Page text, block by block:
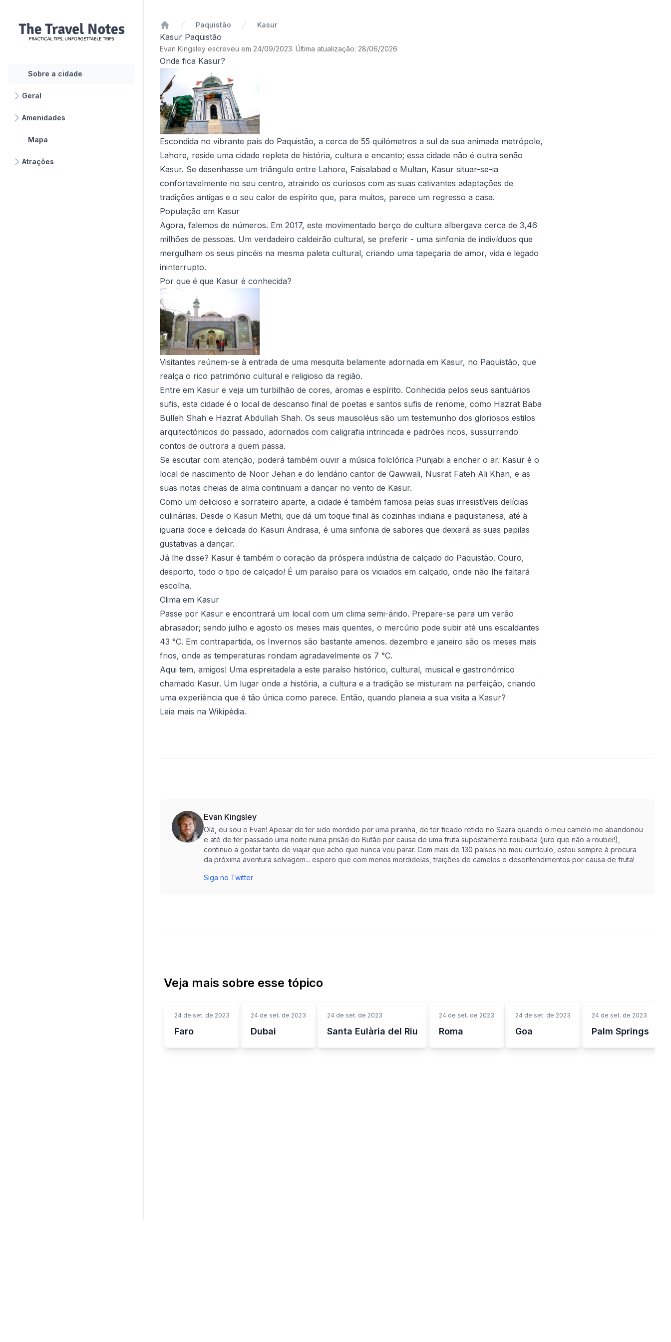
Sobre a cidade
Geral
Amenidades
Mapa
Atrações
Início
Paquistão Kasur
Kasur Paquistão
Evan Kingsley escreveu em 24/09/2023. Última atualização: 28/06/2026
Onde fica Kasur?
Escondida no vibrante país do Paquistão, a cerca de 55 quilómetros a sul da sua animada metrópole,
Lahore, reside uma cidade repleta de história, cultura e encanto; essa cidade não é outra senão
Kasur. Se desenhasse um triângulo entre Lahore, Faisalabad e Multan, Kasur situar-se-ia
confortavelmente no seu centro, atraindo os curiosos com as suas cativantes adaptações de
tradições antigas e o seu calor de espírito que, para muitos, parece um regresso a casa.
População em Kasur
Agora, falemos de números. Em 2017, este movimentado berço de cultura albergava cerca de 3,46
milhões de pessoas. Um verdadeiro caldeirão cultural, se preferir - uma sinfonia de indivíduos que
mergulham os seus pincéis na mesma paleta cultural, criando uma tapeçaria de amor, vida e legado
ininterrupto.
Por que é que Kasur é conhecida?
Visitantes reúnem-se à entrada de uma mesquita belamente adornada em Kasur, no Paquistão, que
realça o rico património cultural e religioso da região.
Entre em Kasur e veja um turbilhão de cores, aromas e espírito. Conhecida pelos seus santuários
sufis, esta cidade é o local de descanso final de poetas e santos sufis de renome, como Hazrat Baba
Bulleh Shah e Hazrat Abdullah Shah. Os seus mausoléus são um testemunho dos gloriosos estilos
arquitectónicos do passado, adornados com caligrafia intrincada e padrões ricos, sussurrando
contos de outrora a quem passa.
Se escutar com atenção, poderá também ouvir a música folclórica Punjabi a encher o ar. Kasur é o
local de nascimento de Noor Jehan e do lendário cantor de Qawwali, Nusrat Fateh Ali Khan, e as
suas notas cheias de alma continuam a dançar no vento de Kasur.
Como um delicioso e sorrateiro aparte, a cidade é também famosa pelas suas irresistíveis delícias
culinárias. Desde o Kasuri Methi, que dá um toque final às cozinhas indiana e paquistanesa, até à
iguaria doce e delicada do Kasuri Andrasa, é uma sinfonia de sabores que deixará as suas papilas
gustativas a dançar.
Já lhe disse? Kasur é também o coração da próspera indústria de calçado do Paquistão. Couro,
desporto, todo o tipo de calçado! É um paraíso para os viciados em calçado, onde não lhe faltará
escolha.
Clima em Kasur
Passe por Kasur e encontrará um local com um clima semi-árido. Prepare-se para um verão
abrasador; sendo julho e agosto os meses mais quentes, o mercúrio pode subir até uns escaldantes
43 °C. Em contrapartida, os Invernos são bastante amenos. dezembro e janeiro são os meses mais
frios, onde as temperaturas rondam agradavelmente os 7 °C.
Aqui tem, amigos! Uma espreitadela a este paraíso histórico, cultural, musical e gastronómico
chamado Kasur. Um lugar onde a história, a cultura e a tradição se misturam na perfeição, criando
uma experiência que é tão única como parece. Então, quando planeia a sua visita a Kasur?
Leia mais na Wikipédia.
Evan Kingsley
Olá, eu sou o Evan! Apesar de ter sido mordido por uma piranha, de ter ficado retido no Saara quando o meu camelo me abandonou
e até de ter passado uma noite numa prisão do Butão por causa de uma fruta supostamente roubada (juro que não a roubei!),
continuo a gostar tanto de viajar que acho que nunca vou parar. Com mais de 130 países no meu currículo, estou sempre à procura
da próxima aventura selvagem... espero que com menos mordidelas, traições de camelos e desentendimentos por causa de fruta!
Siga no Twitter
Veja mais sobre esse tópico
24 de set. de 2023
Faro
24 de set. de 2023
Dubai
24 de set. de 2023
Santa Eulària del Riu
24 de set. de 2023
Roma
24 de set. de 2023
Goa
24 de set. de 2023
Palm Springs